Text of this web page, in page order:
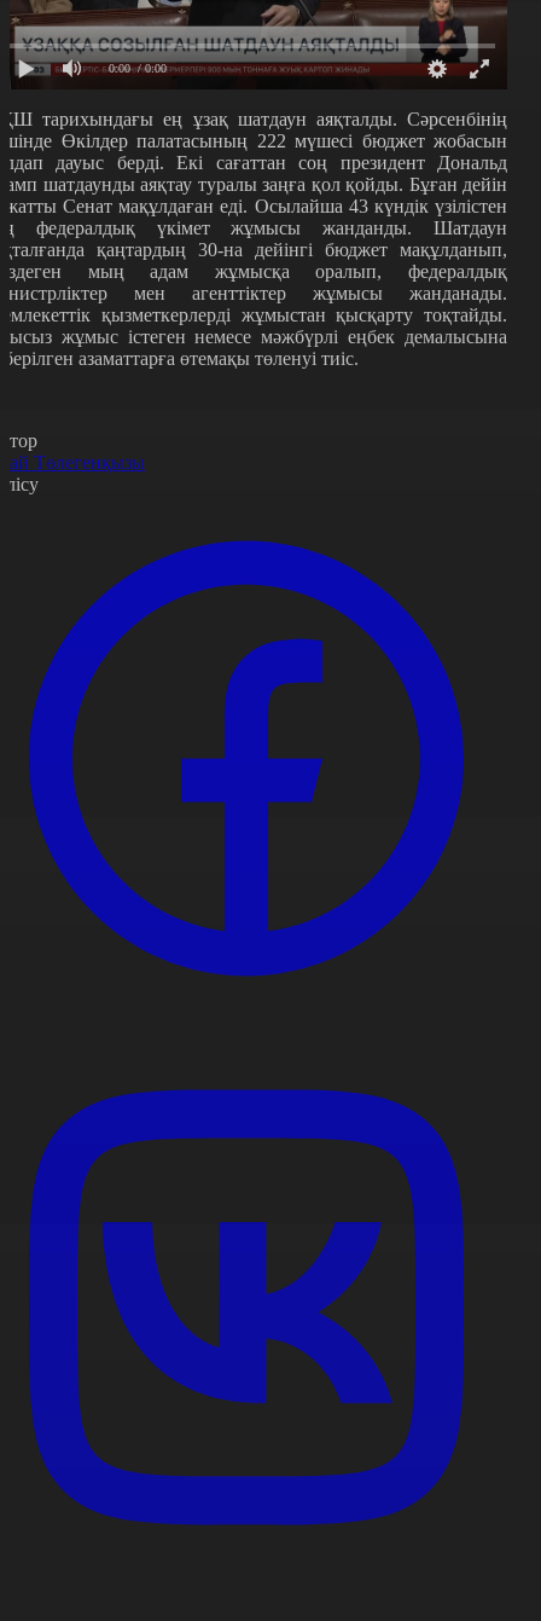
0:00 / 0:00
тарихындағы ең ұзақ шатдаун аяқталды. Сәрсенбінің
Өкілдер палатасының 222 мүшесі бюджет жобасын
дауыс берді. Екі сағаттан соң президент Дональд
шатдаунды аяқтау туралы заңға қол қойды. Бұған дейін
Сенат мақұлдаған еді. Осылайша 43 күндік үзілістен
федералдық үкімет жұмысы жанданды. Шатдаун
қаңтардың 30-на дейінгі бюджет мақұлданып,
мың адам жұмысқа оралып, федералдық
мен агенттіктер жұмысы жанданады.
қызметкерлерді жұмыстан қысқарту тоқтайды.
жұмыс істеген немесе мәжбүрлі еңбек демалысына
азаматтарға өтемақы төленуі тиіс.
Төлегенқызы